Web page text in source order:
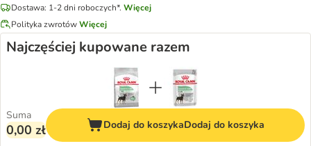
Dostawa: 1-2 dni roboczych*. Więcej
Polityka zwrotówWięcej
Najczęściej kupowane razem
Suma
0,00 zł Dodaj do koszykaDodaj do koszyka